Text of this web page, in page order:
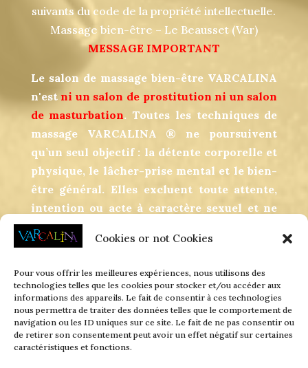
Cookies or not Cookies
Pour vous offrir les meilleures expériences, nous utilisons des
technologies telles que les cookies pour stocker et/ou accéder aux
informations des appareils. Le fait de consentir à ces technologies
nous permettra de traiter des données telles que le comportement de
navigation ou les ID uniques sur ce site. Le fait de ne pas consentir ou
de retirer son consentement peut avoir un effet négatif sur certaines
caractéristiques et fonctions.
suivants du code de la propriété intellectuelle.
Massage bien-être – Le Beausset (Var)
MESSAGE IMPORTANT
Le salon de massage bien-être VARCALINA
n'estni un salon de prostitution ni un salon
de masturbation. Toutes les techniques de
massage VARCALINA ® ne poursuivent
qu’un seul objectif : la détente corporelle et
physique, le lâcher-prise mental et le bien-
être général. Elles excluent toute attente,
intention ou acte à caractère sexuel et ne
sauraient en aucun s’apparenter, de près ou
de loin, à une quelconque pratique ou
irrespectueux ou inopportun entraînera la
suspension immédiate de la séance sans
aucun remboursement ni dédommagement
possible. Le cas échéant, un signalement
sera fait auprès des autorités judiciaires